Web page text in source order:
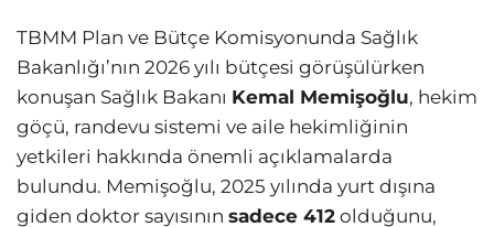
TBMM Plan ve Bütçe Komisyonunda Sağlık
Bakanlığı’nın 2026 yılı bütçesi görüşülürken
konuşan Sağlık Bakanı Kemal Memişoğlu, hekim
göçü, randevu sistemi ve aile hekimliğinin
yetkileri hakkında önemli açıklamalarda
bulundu. Memişoğlu, 2025 yılında yurt dışına
giden doktor sayısının sadece 412 olduğunu,